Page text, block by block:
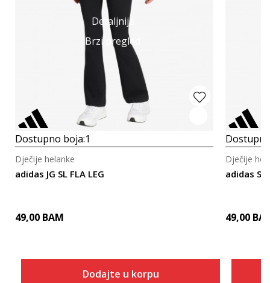
Detaljnije
Brzi pregled
Dostupno boja:1
adidas JG SL FLA LEG
Dječije helanke
49,00 BAM
Dodajte u korpu
adidas
Dječije
49,00